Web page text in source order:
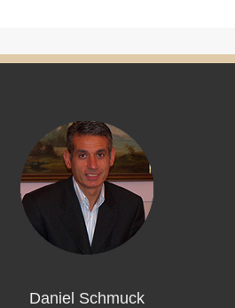
Daniel Schmuck